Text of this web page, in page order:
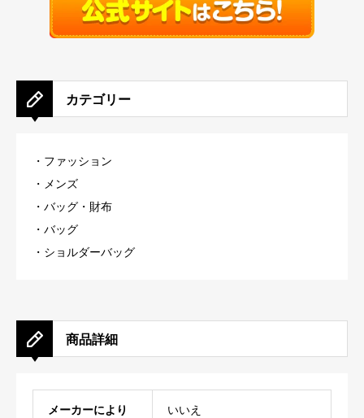
カテゴリー
・ファッション
・ メンズ
・ バッグ・財布
・バッグ
・ ショルダーバッグ
商品詳細
メーカーにより
‎いいえ